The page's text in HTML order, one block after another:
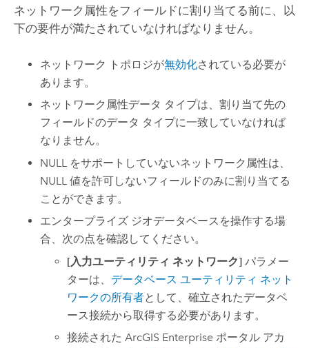
ネットワーク属性をフィールドに割り当てる前に、以
下の要件が満たされていなければなりません。
ネットワーク トポロジが無効化されている必要が
あります。
ネットワーク属性データ タイプは、割り当て先の
フィールドのデータ タイプに一致していなければ
なりません。
NULL をサポートしていないネットワーク属性は、
NULL 値を許可しないフィールドのみに割り当てる
ことができます。
エンタープライズ ジオデータベースを操作する場
合、次の点を確認してください。
[入力ユーティリティ ネットワーク] パラメー
ターは、 データベース ユーティリティ ネット
ワークの所有者として、確立されたデータベ
ース接続から取得する必要があります。
接続されたArcGIS Enterprise ポータル アカ